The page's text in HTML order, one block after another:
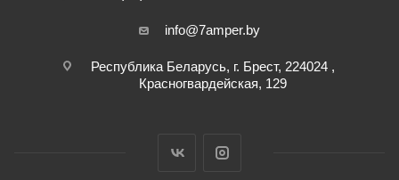
info@7amper.by
Республика Беларусь, г. Брест, 224024 ,
Красногвардейская, 129